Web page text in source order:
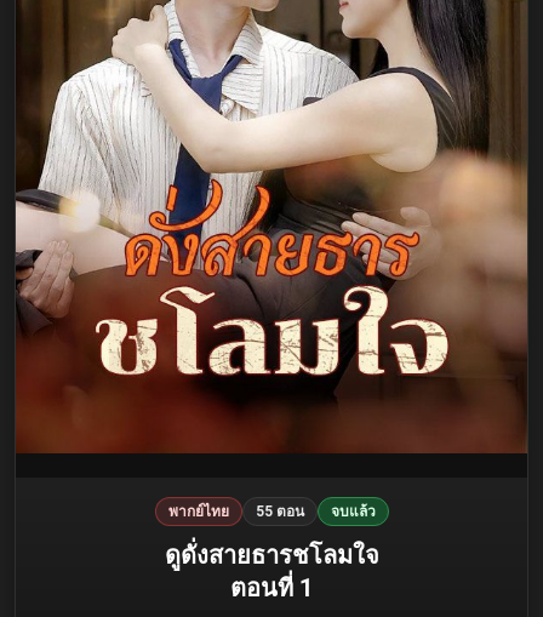
พากย์ไทย 55 ตอน จบแล้ว
ดูดั่งสายธารชโลมใจ
ตอนที่ 1